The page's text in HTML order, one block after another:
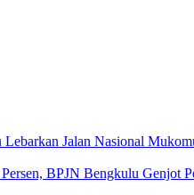
Jalan Nasional
BPJN Bengkulu Genjot